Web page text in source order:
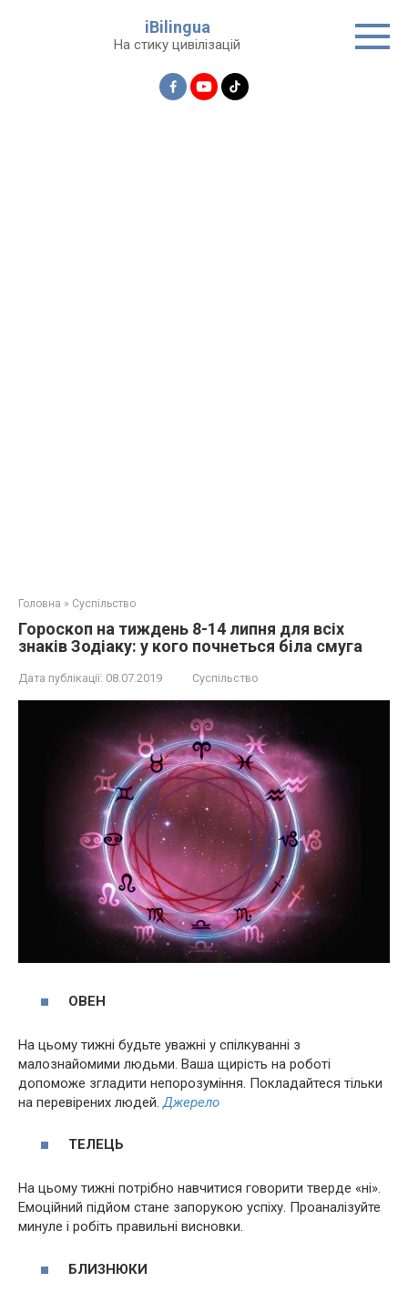
iBilingua
На стику цивілізацій
Головна » Суспільство
Гороскоп на тиждень 8-14 липня для всіх
знаків Зодіаку: у кого почнеться біла смуга
Дата публікації: 08.07.2019 Суспільство
ОВЕН
На цьому тижні будьте уважні у спілкуванні з
малознайомими людьми. Ваша щирість на роботі
допоможе згладити непорозуміння. Покладайтеся тільки
на перевірених людей.Джерело
ТЕЛЕЦЬ
На цьому тижні потрібно навчитися говорити тверде «ні».
Емоційний підйом стане запорукою успіху. Проаналізуйте
минуле і робіть правильні висновки.
БЛИЗНЮКИ